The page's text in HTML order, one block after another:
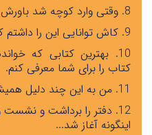
8. وقتی وارد کوچه شد باورش نمی شد که
9. کاش توانایی این را داشتم که
10. بهترین کتابی که خواندم کتاب
کتاب را برای شما معرفی کنم.
11. من به این چند دلیل همیشه شاکر خداوند هستم
12. دفتر را برداشت و نشست و نامه‌ای برای
اینگونه آغاز شد...